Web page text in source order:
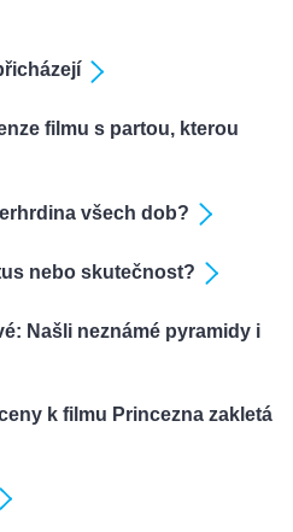
filmu s partou, kterou
všech dob?
nebo skutečnost?
Našli neznámé pyramidy i
k filmu Princezna zakletá